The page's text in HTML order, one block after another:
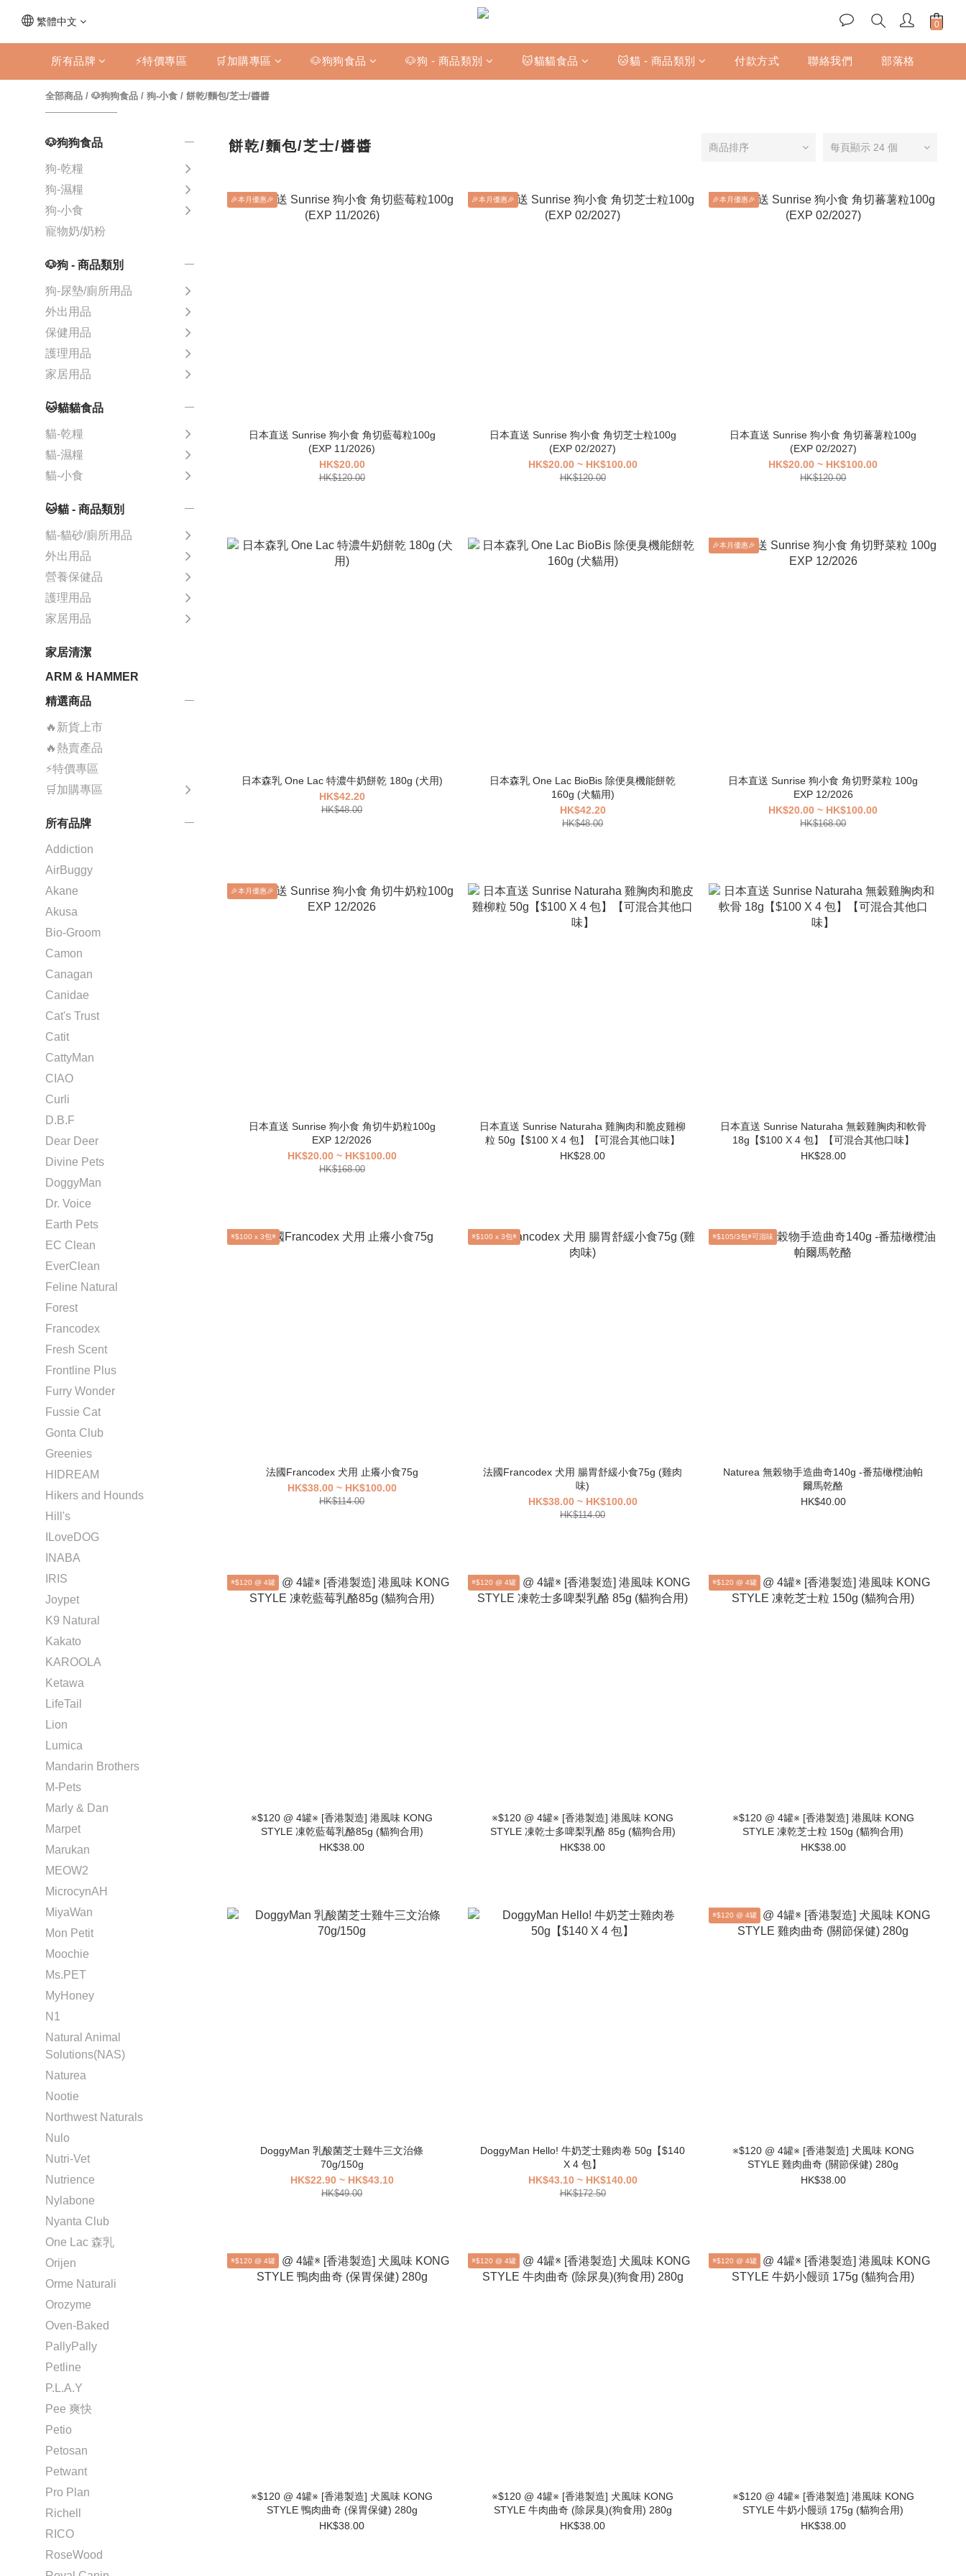
繁體中文
所有品牌 ⚡特價專區 🛒加購專區 🐶狗狗食品 🐶狗 - 商品類別 🐱貓貓食品 🐱貓 - 商品類別 付款方式 聯絡我們 部落格
全部商品 / 🐶狗狗食品 / 狗-小食 / 餅乾/麵包/芝士/醬醬
🐶狗狗食品
狗-乾糧
狗-濕糧
狗-小食
寵物奶/奶粉
🐶狗 - 商品類別
狗-尿墊/廁所用品
外出用品
保健用品
護理用品
家居用品
🐱貓貓食品
貓-乾糧
貓-濕糧
貓-小食
🐱貓 - 商品類別
貓-貓砂/廁所用品
外出用品
營養保健品
護理用品
家居用品
家居清潔
ARM & HAMMER
精選商品
🔥新貨上市
🔥熱賣產品
⚡特價專區
🛒加購專區
所有品牌
Addiction
AirBuggy
Akane
Akusa
Bio-Groom
Camon
Canagan
Canidae
Cat's Trust
Catit
CattyMan
CIAO
Curli
D.B.F
Dear Deer
Divine Pets
DoggyMan
Dr. Voice
Earth Pets
EC Clean
EverClean
Feline Natural
Forest
Francodex
Fresh Scent
Frontline Plus
Furry Wonder
Fussie Cat
Gonta Club
Greenies
HIDREAM
Hikers and Hounds
Hill's
ILoveDOG
INABA
IRIS
Joypet
K9 Natural
Kakato
KAROOLA
Ketawa
LifeTail
Lion
Lumica
Mandarin Brothers
M-Pets
Marly & Dan
Marpet
Marukan
MEOW2
MicrocynAH
MiyaWan
Mon Petit
Moochie
Ms.PET
MyHoney
N1
Natural Animal
Solutions(NAS)
Naturea
Nootie
Northwest Naturals
Nulo
Nutri-Vet
Nutrience
Nylabone
Nyanta Club
One Lac 森乳
Orijen
Orme Naturali
Orozyme
Oven-Baked
PallyPally
Petline
P.L.A.Y
Pee 爽快
Petio
Petosan
Petwant
Pro Plan
Richell
RICO
RoseWood
餅乾/麵包/芝士/醬醬 商品排序 每頁顯示 24 個
🎉本月優惠🎉
日本直送 Sunrise 狗小食 角切藍莓粒100g
(EXP 11/2026)
HK$20.00
HK$120.00
🎉本月優惠🎉
日本直送 Sunrise 狗小食 角切芝士粒100g
(EXP 02/2027)
HK$20.00 ~ HK$100.00
HK$120.00
🎉本月優惠🎉
日本直送 Sunrise 狗小食 角切蕃薯粒100g
(EXP 02/2027)
HK$20.00 ~ HK$100.00
HK$120.00
日本森乳 One Lac 特濃牛奶餅乾 180g (犬用)
HK$42.20
HK$48.00
日本森乳 One Lac BioBis 除便臭機能餅乾
160g (犬貓用)
HK$42.20
HK$48.00
🎉本月優惠🎉
日本直送 Sunrise 狗小食 角切野菜粒 100g
EXP 12/2026
HK$20.00 ~ HK$100.00
HK$168.00
🎉本月優惠🎉
日本直送 Sunrise 狗小食 角切牛奶粒100g
EXP 12/2026
HK$20.00 ~ HK$100.00
HK$168.00
日本直送 Sunrise Naturaha 雞胸肉和脆皮雞柳
粒 50g【$100 X 4 包】【可混合其他口味】
HK$28.00
日本直送 Sunrise Naturaha 無穀雞胸肉和軟骨
18g【$100 X 4 包】【可混合其他口味】
HK$28.00
※$100 x 3包※
法國Francodex 犬用 止癢小食75g
HK$38.00 ~ HK$100.00
HK$114.00
※$100 x 3包※
法國Francodex 犬用 腸胃舒緩小食75g (雞肉
味)
HK$38.00 ~ HK$100.00
HK$114.00
※$105/3包※可混味
Naturea 無榖物手造曲奇140g -番茄橄欖油帕
爾馬乾酪
HK$40.00
※$120 @ 4罐
※$120 @ 4罐※ [香港製造] 港風味 KONG
STYLE 凍乾藍莓乳酪85g (貓狗合用)
HK$38.00
※$120 @ 4罐
※$120 @ 4罐※ [香港製造] 港風味 KONG
STYLE 凍乾士多啤梨乳酪 85g (貓狗合用)
HK$38.00
※$120 @ 4罐
※$120 @ 4罐※ [香港製造] 港風味 KONG
STYLE 凍乾芝士粒 150g (貓狗合用)
HK$38.00
DoggyMan 乳酸菌芝士雞牛三文治條
70g/150g
HK$22.90 ~ HK$43.10
HK$49.00
DoggyMan Hello! 牛奶芝士雞肉卷 50g【$140
X 4 包】
HK$43.10 ~ HK$140.00
HK$172.50
※$120 @ 4罐
※$120 @ 4罐※ [香港製造] 犬風味 KONG
STYLE 雞肉曲奇 (關節保健) 280g
HK$38.00
※$120 @ 4罐
※$120 @ 4罐※ [香港製造] 犬風味 KONG
STYLE 鴨肉曲奇 (保胃保健) 280g
HK$38.00
※$120 @ 4罐
※$120 @ 4罐※ [香港製造] 犬風味 KONG
STYLE 牛肉曲奇 (除尿臭)(狗食用) 280g
HK$38.00
※$120 @ 4罐
※$120 @ 4罐※ [香港製造] 港風味 KONG
STYLE 牛奶小饅頭 175g (貓狗合用)
HK$38.00